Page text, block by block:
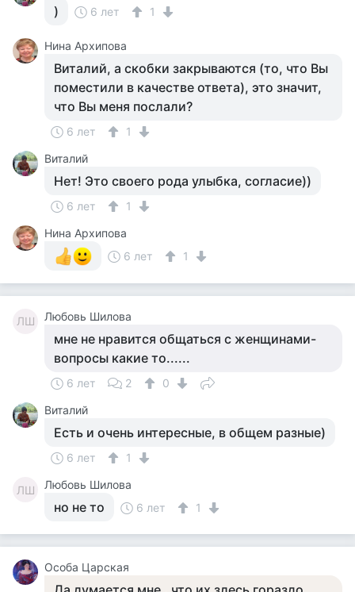
) 6 лет 1
Нина Архипова
Виталий, а скобки закрываются (то, что Вы
поместили в качестве ответа), это значит,
что Вы меня послали?
6 лет
1
Виталий
Нет! Это своего рода улыбка, согласие))
6 лет
1
Нина Архипова
6 лет
1
ЛШ Любовь Шилова
мне не нравится общаться с женщинами-
вопросы какие то......
6 лет 2
0
Виталий
Есть и очень интересные, в общем разные)
6 лет 1
ЛШ Любовь Шилова
но не то 6 лет 1
Особа Царская